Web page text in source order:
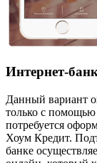
Интернет-
Данный вариант
только с помощью
потребуется
Хоум Кредит.
банке